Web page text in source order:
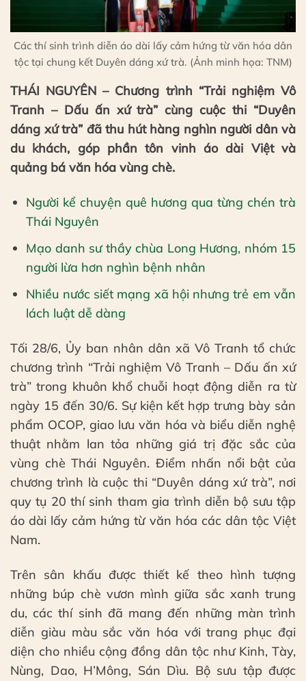
Các thí sinh trình diễn áo dài lấy cảm hứng từ văn hóa dân
tộc tại chung kết Duyên dáng xứ trà. (Ảnh minh họa: TNM)
THÁI NGUYÊN – Chương trình “Trải nghiệm Vô
Tranh – Dấu ấn xứ trà” cùng cuộc thi “Duyên
dáng xứ trà” đã thu hút hàng nghìn người dân và
du khách, góp phần tôn vinh áo dài Việt và
quảng bá văn hóa vùng chè.
Người kể chuyện quê hương qua từng chén trà
Thái Nguyên
Mạo danh sư thầy chùa Long Hương, nhóm 15
người lừa hơn nghìn bệnh nhân
Nhiều nước siết mạng xã hội nhưng trẻ em vẫn
lách luật dễ dàng
Tối 28/6, Ủy ban nhân dân xã Vô Tranh tổ chức
chương trình “Trải nghiệm Vô Tranh – Dấu ấn xứ
trà” trong khuôn khổ chuỗi hoạt động diễn ra từ
ngày 15 đến 30/6. Sự kiện kết hợp trưng bày sản
phẩm OCOP, giao lưu văn hóa và biểu diễn nghệ
thuật nhằm lan tỏa những giá trị đặc sắc của
vùng chè Thái Nguyên. Điểm nhấn nổi bật của
chương trình là cuộc thi “Duyên dáng xứ trà”, nơi
quy tụ 20 thí sinh tham gia trình diễn bộ sưu tập
áo dài lấy cảm hứng từ văn hóa các dân tộc Việt
Nam.
Trên sân khấu được thiết kế theo hình tượng
những búp chè vươn mình giữa sắc xanh trung
du, các thí sinh đã mang đến những màn trình
diễn giàu màu sắc văn hóa với trang phục đại
diện cho nhiều cộng đồng dân tộc như Kinh, Tày,
Nùng, Dao, H’Mông, Sán Dìu. Bộ sưu tập được